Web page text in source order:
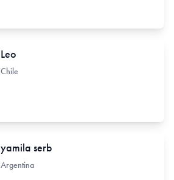
Leo
Chile
yamila serb
Argentina